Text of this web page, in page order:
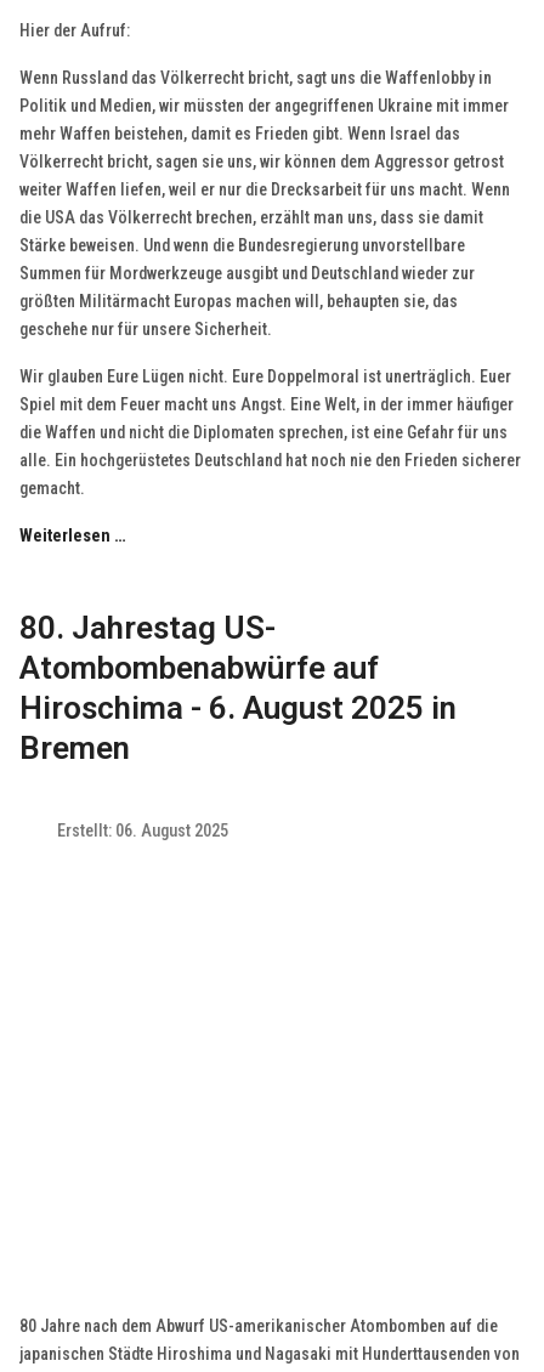
Hier der Aufruf:
Wenn Russland das Völkerrecht bricht, sagt uns die Waffenlobby in
Politik und Medien, wir müssten der angegriffenen Ukraine mit immer
mehr Waffen beistehen, damit es Frieden gibt. Wenn Israel das
Völkerrecht bricht, sagen sie uns, wir können dem Aggressor getrost
weiter Waffen liefen, weil er nur die Drecksarbeit für uns macht. Wenn
die USA das Völkerrecht brechen, erzählt man uns, dass sie damit
Stärke beweisen. Und wenn die Bundesregierung unvorstellbare
Summen für Mordwerkzeuge ausgibt und Deutschland wieder zur
größten Militärmacht Europas machen will, behaupten sie, das
geschehe nur für unsere Sicherheit.
Wir glauben Eure Lügen nicht. Eure Doppelmoral ist unerträglich. Euer
Spiel mit dem Feuer macht uns Angst. Eine Welt, in der immer häufiger
die Waffen und nicht die Diplomaten sprechen, ist eine Gefahr für uns
alle. Ein hochgerüstetes Deutschland hat noch nie den Frieden sicherer
gemacht.
Weiterlesen …
80. Jahrestag US-
Atombombenabwürfe auf
Hiroschima - 6. August 2025 in
Bremen
Erstellt: 06. August 2025
80 Jahre nach dem Abwurf US-amerikanischer Atombomben auf die
japanischen Städte Hiroshima und Nagasaki mit Hunderttausenden von